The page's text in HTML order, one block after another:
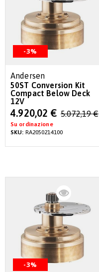
-3%
Andersen
50ST Conversion Kit
Compact Below Deck
12V
Special
Price
4.920,02 € 5.072,19 €
Su ordinazione
SKU: RA2050214100
-3%